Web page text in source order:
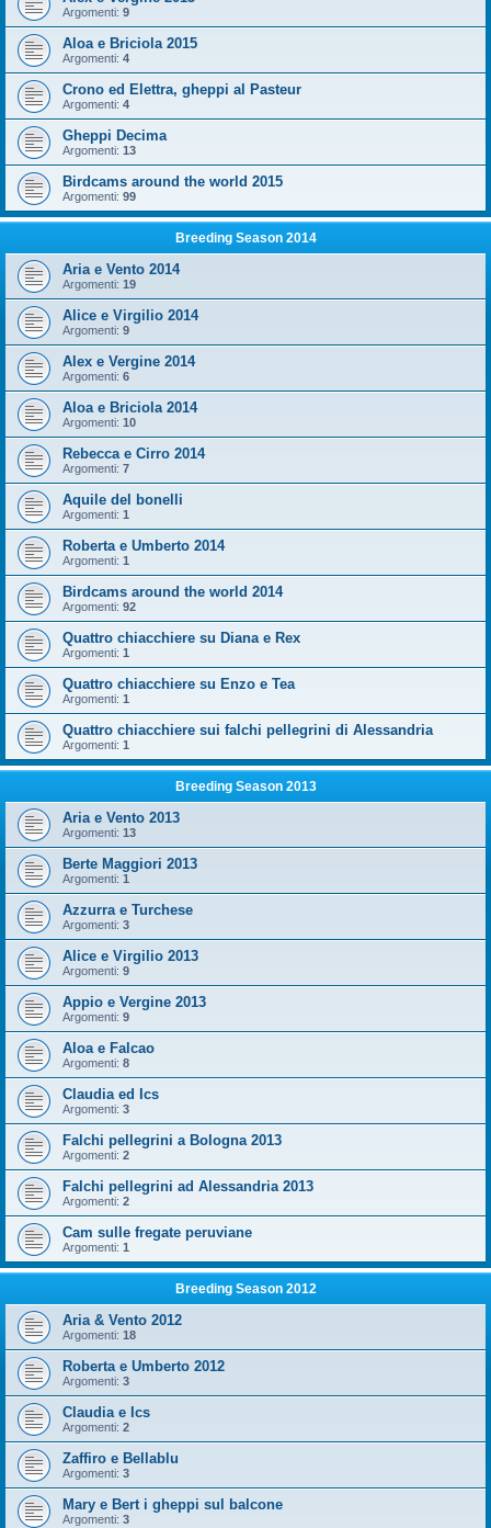
Argomenti: 9
Aloa e Briciola 2015
Argomenti: 4
Crono ed Elettra, gheppi al Pasteur
Argomenti: 4
Gheppi Decima
Argomenti: 13
Birdcams around the world 2015
Argomenti: 99
Breeding Season 2014
Aria e Vento 2014
Argomenti: 19
Alice e Virgilio 2014
Argomenti: 9
Alex e Vergine 2014
Argomenti: 6
Aloa e Briciola 2014
Argomenti: 10
Rebecca e Cirro 2014
Argomenti: 7
Aquile del bonelli
Argomenti: 1
Roberta e Umberto 2014
Argomenti: 1
Birdcams around the world 2014
Argomenti: 92
Quattro chiacchiere su Diana e Rex
Argomenti: 1
Quattro chiacchiere su Enzo e Tea
Argomenti: 1
Quattro chiacchiere sui falchi pellegrini di Alessandria
Argomenti: 1
Breeding Season 2013
Aria e Vento 2013
Argomenti: 13
Berte Maggiori 2013
Argomenti: 1
Azzurra e Turchese
Argomenti: 3
Alice e Virgilio 2013
Argomenti: 9
Appio e Vergine 2013
Argomenti: 9
Aloa e Falcao
Argomenti: 8
Claudia ed Ics
Argomenti: 3
Falchi pellegrini a Bologna 2013
Argomenti: 2
Falchi pellegrini ad Alessandria 2013
Argomenti: 2
Cam sulle fregate peruviane
Argomenti: 1
Breeding Season 2012
Aria & Vento 2012
Argomenti: 18
Roberta e Umberto 2012
Argomenti: 3
Claudia e Ics
Argomenti: 2
Zaffiro e Bellablu
Argomenti: 3
Mary e Bert i gheppi sul balcone
Argomenti: 3